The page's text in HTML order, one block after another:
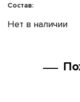
Состав:
Нет в наличии